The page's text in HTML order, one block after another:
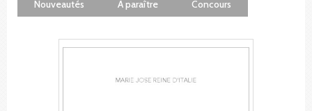
Nouveautés À paraître Concours